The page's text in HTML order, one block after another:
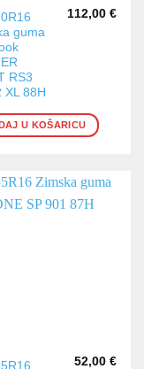
guma
RS3
XL 88H
112,00 €
U KOŠARICU
52,00 €